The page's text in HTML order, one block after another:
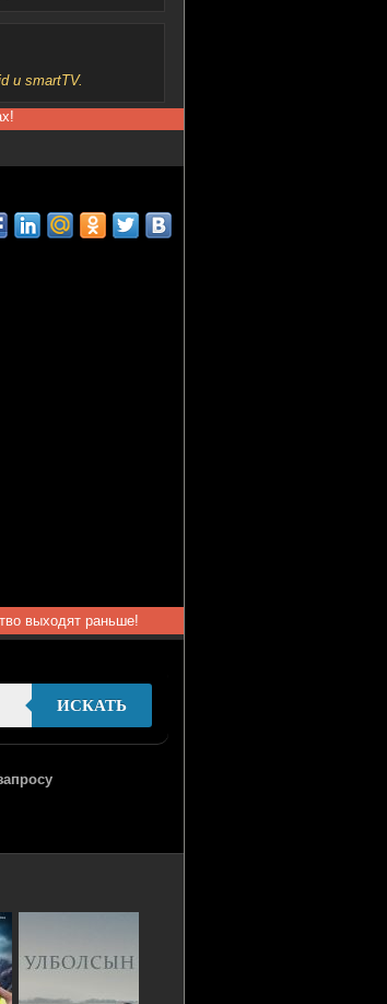
и smartTV.
выходят раньше!
ИСКАТЬ